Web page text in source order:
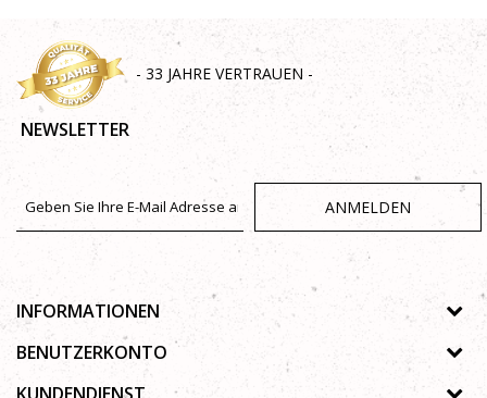
- 33 JAHRE VERTRAUEN -
NEWSLETTER
ANMELDEN
INFORMATIONEN
Über uns
Geschäfte
BENUTZERKONTO
Registrierungsanweisungen